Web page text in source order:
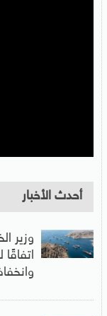
أحدث الأخبار
وزير